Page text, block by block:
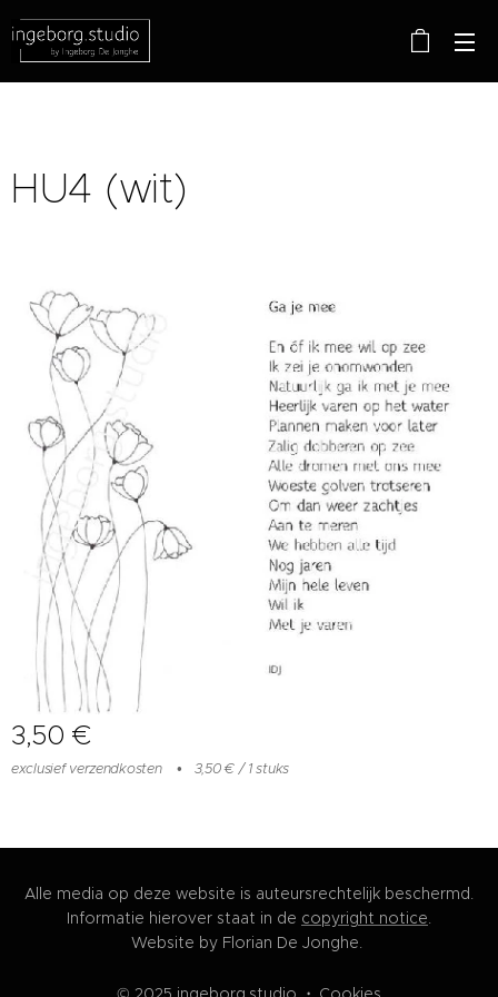
HU4 (wit)
3,50 €
exclusief verzendkosten 3,50 € / 1 stuks
Alle media op deze website is auteursrechtelijk beschermd.
Informatie hierover staat in de copyright notice.
Website by Florian De Jonghe.